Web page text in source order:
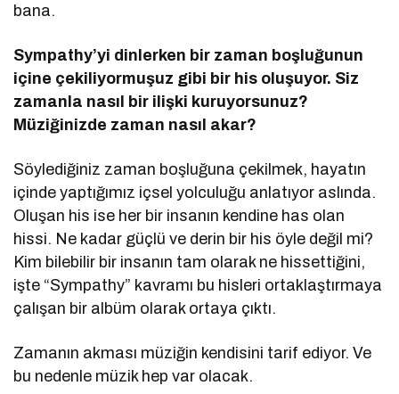
bana.
Sympathy’yi dinlerken bir zaman boşluğunun
içine çekiliyormuşuz gibi bir his oluşuyor. Siz
zamanla nasıl bir ilişki kuruyorsunuz?
Müziğinizde zaman nasıl akar?
Söylediğiniz zaman boşluğuna çekilmek, hayatın
içinde yaptığımız içsel yolculuğu anlatıyor aslında.
Oluşan his ise her bir insanın kendine has olan
hissi. Ne kadar güçlü ve derin bir his öyle değil mi?
Kim bilebilir bir insanın tam olarak ne hissettiğini,
işte “Sympathy” kavramı bu hisleri ortaklaştırmaya
çalışan bir albüm olarak ortaya çıktı.
Zamanın akması müziğin kendisini tarif ediyor. Ve
bu nedenle müzik hep var olacak.